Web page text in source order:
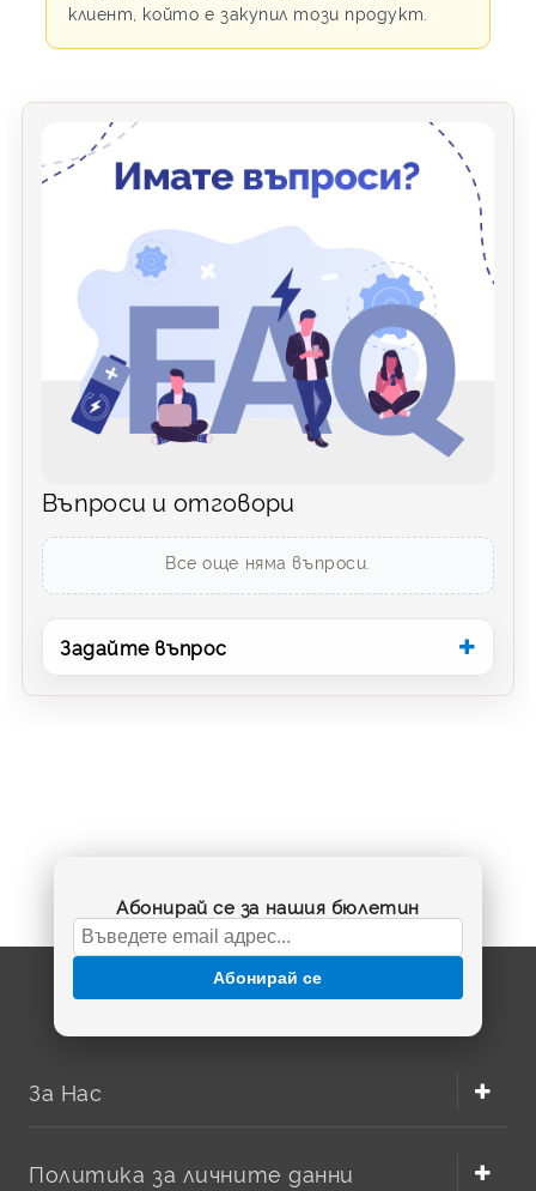
клиент, който е закупил този продукт.
Въпроси и отговори
Все още няма въпроси.
Задайте въпрос
Абонирай се за нашия бюлетин
Абонирай се
За Нас
Политика за личните данни